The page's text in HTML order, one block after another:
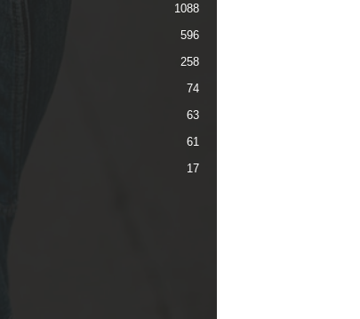
1088
596
258
74
63
61
17